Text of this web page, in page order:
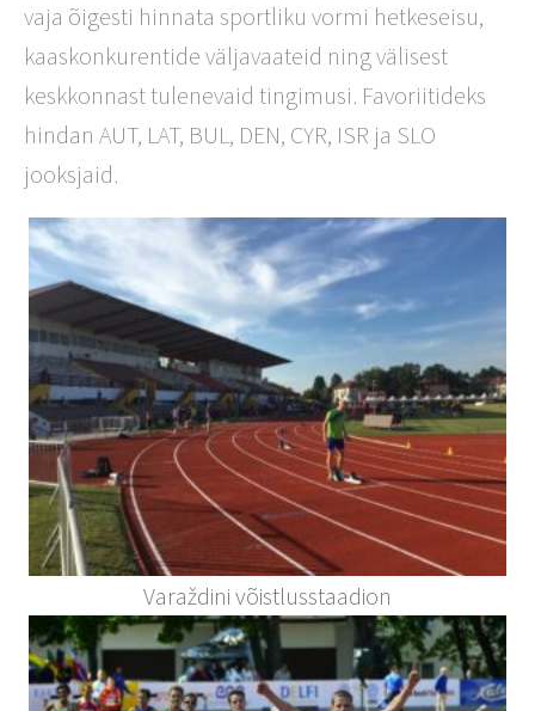
vaja õigesti hinnata sportliku vormi hetkeseisu,
kaaskonkurentide väljavaateid ning välisest
keskkonnast tulenevaid tingimusi. Favoriitideks
hindan AUT, LAT, BUL, DEN, CYR, ISR ja SLO
jooksjaid.
Varaždini võistlusstaadion